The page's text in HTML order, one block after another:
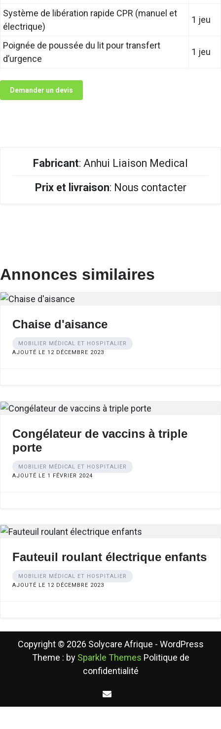
Système de libération rapide CPR (manuel et
électrique)
1 jeu
Poignée de poussée du lit pour transfert
d’urgence
1 jeu
Demander un devis
Fabricant: Anhui Liaison Medical
Prix et livraison: Nous contacter
Annonces similaires
Chaise d'aisance
MOBILIER MÉDICAL ET HOSPITALIER
AJOUTÉ LE 12 DÉCEMBRE 2023
Congélateur de vaccins à triple
porte
MOBILIER MÉDICAL ET HOSPITALIER
AJOUTÉ LE 1 FÉVRIER 2024
Fauteuil roulant électrique enfants
MOBILIER MÉDICAL ET HOSPITALIER
AJOUTÉ LE 12 DÉCEMBRE 2023
Copyright © 2026 Solycare Afrique - WordPress
Theme : by Sparkle Themes Politique de
confidentialité